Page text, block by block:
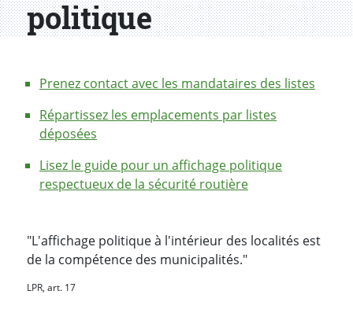
politique
Prenez contact avec les mandataires des listes
Répartissez les emplacements par listes
déposées
Lisez le guide pour un affichage politique
respectueux de la sécurité routière
"L'affichage politique à l'intérieur des localités est
de la compétence des municipalités."
LPR, art. 17